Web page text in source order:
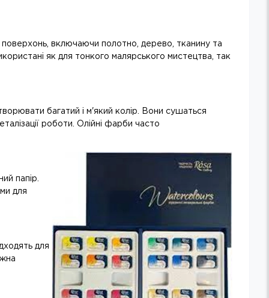
поверхонь, включаючи полотно, дерево, тканину та
як для тонкого малярського мистецтва, так
багатий і м'який колір. Вони сушаться
роботи. Олійні фарби часто
папір.
для
для